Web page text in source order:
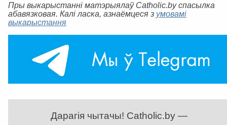
Пры выкарыстанні матэрыялаў Catholic.by спасылка
абавязковая. Калі ласка, азнаёмцеся з умовамі
выкарыстання
Дарагія чытачы! Catholic.by —